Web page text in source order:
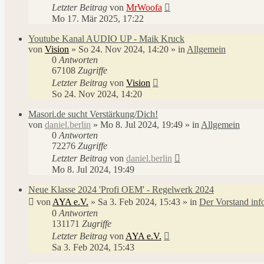
Letzter Beitrag von MrWoofa
Mo 17. Mär 2025, 17:22
Youtube Kanal AUDIO UP - Maik Kruck
von Vision » So 24. Nov 2024, 14:20 » in Allgemein
0 Antworten
67108 Zugriffe
Letzter Beitrag von Vision
So 24. Nov 2024, 14:20
Masori.de sucht Verstärkung/Dich!
von daniel.berlin » Mo 8. Jul 2024, 19:49 » in Allgemein
0 Antworten
72276 Zugriffe
Letzter Beitrag von daniel.berlin
Mo 8. Jul 2024, 19:49
Neue Klasse 2024 'Profi OEM' - Regelwerk 2024
von AYA e.V. » Sa 3. Feb 2024, 15:43 » in Der Vorstand
0 Antworten
131171 Zugriffe
Letzter Beitrag von AYA e.V.
Sa 3. Feb 2024, 15:43